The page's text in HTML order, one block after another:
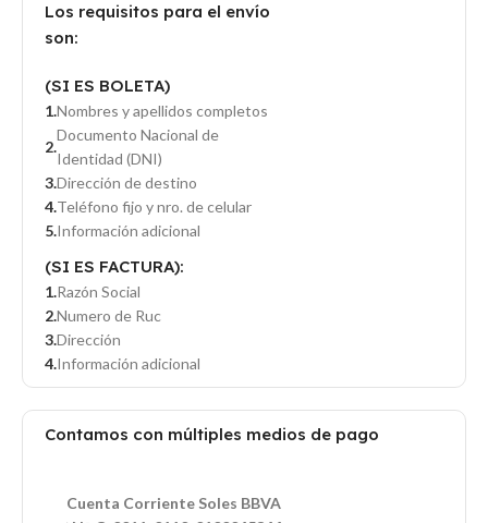
Los requisitos para el envío
son:
(SI ES BOLETA)
Nombres y apellidos completos
Documento Nacional de
Identidad (DNI)
Dirección de destino
Teléfono fijo y nro. de celular
Información adicional
(SI ES FACTURA):
Razón Social
Numero de Ruc
Dirección
Información adicional
Contamos con múltiples medios de pago
Cuenta Corriente Soles BBVA